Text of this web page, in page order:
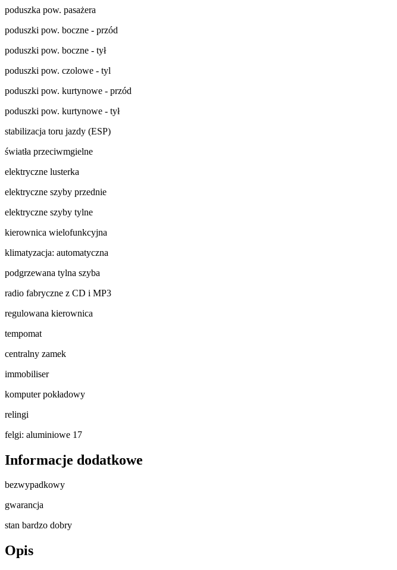
poduszka pow. pasażera
poduszki pow. boczne - przód
poduszki pow. boczne - tył
poduszki pow. czolowe - tyl
poduszki pow. kurtynowe - przód
poduszki pow. kurtynowe - tył
stabilizacja toru jazdy (ESP)
światła przeciwmgielne
elektryczne lusterka
elektryczne szyby przednie
elektryczne szyby tylne
kierownica wielofunkcyjna
klimatyzacja: automatyczna
podgrzewana tylna szyba
radio fabryczne z CD i MP3
regulowana kierownica
tempomat
centralny zamek
immobiliser
komputer pokładowy
relingi
felgi: aluminiowe 17
Informacje dodatkowe
bezwypadkowy
gwarancja
stan bardzo dobry
Opis